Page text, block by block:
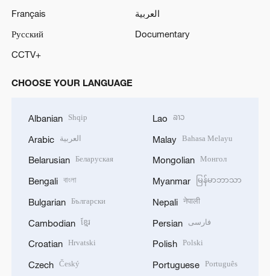
Français
العربية
Русский
Documentary
CCTV+
CHOOSE YOUR LANGUAGE
Albanian Shqip
Arabic العربية
Belarusian Беларуская
Bengali বাংলা
Bulgarian Български
Cambodian ខ្មែរ
Croatian Hrvatski
Czech Český
Lao ລາວ
Malay Bahasa Melayu
Mongolian Монгол
Myanmar မြန်မာဘာသာ
Nepali नेपाली
Persian فارسی
Polish Polski
Portuguese Português